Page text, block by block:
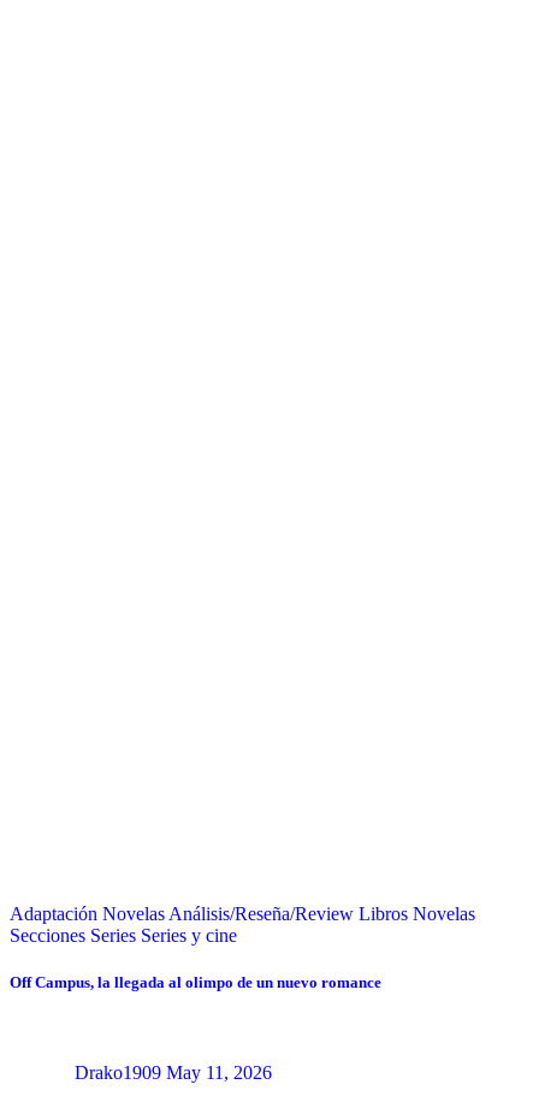
Adaptación Novelas Análisis/Reseña/Review Libros Novelas
Secciones Series Series y cine
Off Campus, la llegada al olimpo de un nuevo romance
Drako1909 May 11, 2026